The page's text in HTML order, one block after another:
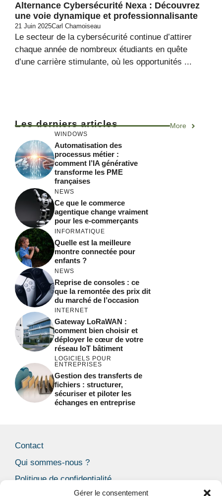
Gérer le consentement
Alternance Cybersécurité Nexa : Découvrez
une voie dynamique et professionnalisante
21 Juin 2025Carl Chamoiseau
Le secteur de la cybersécurité continue d’attirer
chaque année de nombreux étudiants en quête
d’une carrière stimulante, où les opportunités ...
Les derniers articles More
WINDOWS
Automatisation des
processus métier :
comment l’IA générative
transforme les PME
françaises
NEWS
Ce que le commerce
agentique change vraiment
pour les e-commerçants
INFORMATIQUE
Quelle est la meilleure
montre connectée pour
enfants ?
NEWS
Reprise de consoles : ce
que la remontée des prix dit
du marché de l’occasion
INTERNET
Gateway LoRaWAN :
comment bien choisir et
déployer le cœur de votre
réseau IoT bâtiment
LOGICIELS POUR
ENTREPRISES
Gestion des transferts de
fichiers : structurer,
sécuriser et piloter les
échanges en entreprise
Contact
Qui sommes-nous ?
Politique de confidentialité